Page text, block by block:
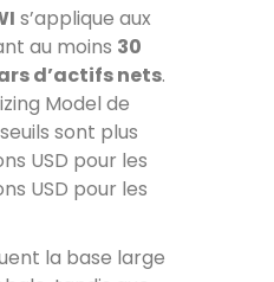
s’applique aux
au moins 30
d’actifs nets.
Model de
sont plus
USD pour les
USD pour les
la base large